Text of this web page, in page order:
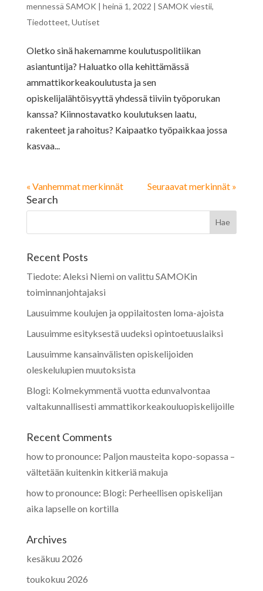
mennessä SAMOK | heinä 1, 2022 | SAMOK viestii,
Tiedotteet, Uutiset
Oletko sinä hakemamme koulutuspolitiikan
asiantuntija? Haluatko olla kehittämässä
ammattikorkeakoulutusta ja sen
opiskelijalähtöisyyttä yhdessä tiiviin työporukan
kanssa? Kiinnostavatko koulutuksen laatu,
rakenteet ja rahoitus? Kaipaatko työpaikkaa jossa
kasvaa...
« Vanhemmat merkinnät Seuraavat merkinnät »
Search
Recent Posts
Tiedote: Aleksi Niemi on valittu SAMOKin
toiminnanjohtajaksi
Lausuimme koulujen ja oppilaitosten loma-ajoista
Lausuimme esityksestä uudeksi opintoetuuslaiksi
Lausuimme kansainvälisten opiskelijoiden
oleskelulupien muutoksista
Blogi: Kolmekymmentä vuotta edunvalvontaa
valtakunnallisesti ammattikorkeakouluopiskelijoille
Recent Comments
how to pronounce: Paljon mausteita kopo-sopassa –
vältetään kuitenkin kitkeriä makuja
how to pronounce: Blogi: Perheellisen opiskelijan
aika lapselle on kortilla
Archives
kesäkuu 2026
toukokuu 2026